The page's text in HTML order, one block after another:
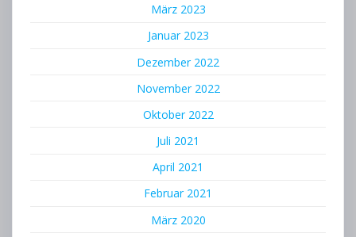
März 2023
Januar 2023
Dezember 2022
November 2022
Oktober 2022
Juli 2021
April 2021
Februar 2021
März 2020